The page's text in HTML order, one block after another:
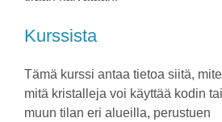
Kurssista
Tämä kurssi antaa tietoa siitä,
mitä kristalleja voi käyttää kodin tai
muun tilan eri alueilla, perustuen